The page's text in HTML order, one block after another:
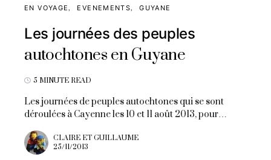
EN VOYAGE EVENEMENTS GUYANE
Les journées des peuples
autochtones en Guyane
5 MINUTE READ
Les journées de peuples autochtones qui se sont
déroulées à Cayenne les 10 et 11 août 2013, pour…
CLAIRE ET GUILLAUME
25/11/2013